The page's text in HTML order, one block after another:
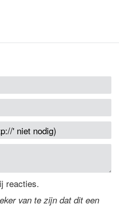
reacties.
van te zijn dat dit een